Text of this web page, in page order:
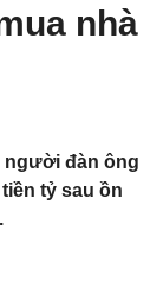
nhà
người đàn ông
tỷ sau ồn